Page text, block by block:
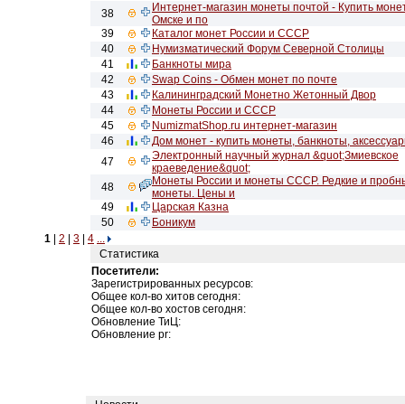
38
Интернет-магазин монеты почтой - Купить
Омске и по
39
Каталог монет России и СССР
40
Нумизматический Форум Северной Столицы
41
Банкноты мира
42
Swap Coins - Обмен монет по почте
43
Калининградский Монетно Жетонный Двор
44
Монеты России и СССР
45
NumizmatShop.ru интернет-магазин
46
Дом монет - купить монеты, банкноты,
47
Электронный научный журнал &quot;Змиевское
краеведение&quot;
48
Монеты России и монеты СССР. Редкие и
монеты. Цены и
49
Царская Казна
50
Боникум
1
2 3 4 ...
Статистика
Посетители:
Зарегистрированных ресурсов:
Общее кол-во хитов сегодня:
Общее кол-во хостов сегодня:
Обновление ТиЦ:
Обновление pr: